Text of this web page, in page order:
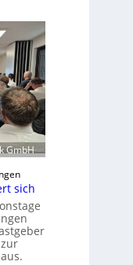
GmbH
sich